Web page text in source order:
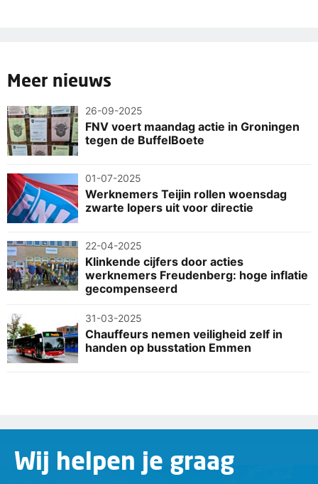
Meer nieuws
26-09-2025
FNV voert maandag actie in Groningen
tegen de BuffelBoete
01-07-2025
Werknemers Teijin rollen woensdag
zwarte lopers uit voor directie
22-04-2025
Klinkende cijfers door acties
werknemers Freudenberg: hoge inflatie
gecompenseerd
31-03-2025
Chauffeurs nemen veiligheid zelf in
handen op busstation Emmen
Wij helpen je graag